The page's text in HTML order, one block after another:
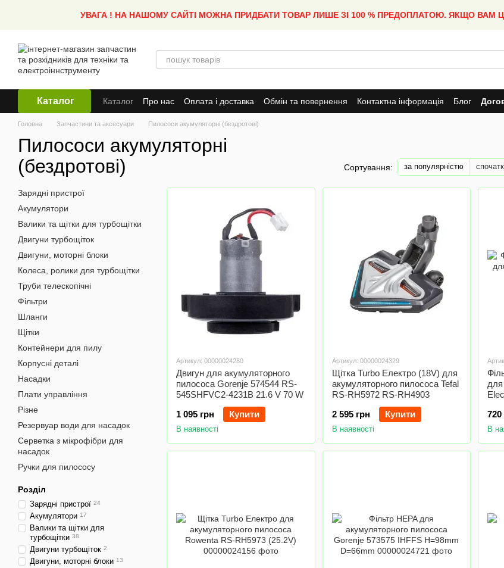
УВАГА ! НА НАШОМУ САЙТІ МОЖНА ПРИДБАТИ ТОВАР ЛИШЕ ЗІ 100 % ПРЕДОПЛАТОЮ. ЯКЩО ВАМ
Каталог Каталог Про нас Оплата і доставка Обмін та повернення Контактна інформація Блог
Головна Запчастини та аксесуари Пилососи акумуляторні (бездротові)
Пилососи акумуляторні
(бездротові)
Сортування: за популярністю
Артикул: 00000024280
Двигун для акумуляторного
пилососа Gorenje 574544 RS-
545SHFVC2-4231B 21.6 V 70 W
1 095 грн
Купити
В наявності
Артикул: 00000024329
Щітка Turbo Електро (18V) для
акумуляторного пилососа Tefal
RS-RH5972 RS-RH4903
2 595 грн
Купити
В наявності
для
720
В
Зарядні пристрої
Акумулятори
Валики та щітки для турбощітки
Двигуни турбощіток
Двигуни, моторні блоки
Колеса, ролики для турбощітки
Труби телескопічні
Фільтри
Шланги
Щітки
Контейнери для пилу
Корпусні деталі
Насадки
Плати управління
Різне
Резервуар води для насадок
Серветка з мікрофібри для
насадок
Ручки для пилососу
Розділ
Зарядні пристрої 24
Акумулятори 17
Валики та щітки для
турбощітки 38
Двигуни турбощіток 2
Двигуни, моторні блоки 13